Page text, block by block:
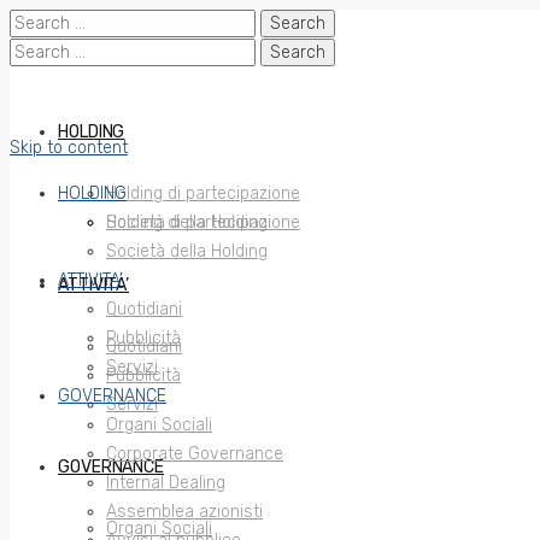
Search
for:
Search
HOLDING
Holding di partecipazione
Società della Holding
ATTIVITA’
Quotidiani
Pubblicità
Servizi
GOVERNANCE
Organi Sociali
Skip to content
HOLDING
Holding di partecipazione
Società della Holding
ATTIVITA’
Quotidiani
Pubblicità
Servizi
GOVERNANCE
Organi Sociali
Corporate Governance
Internal Dealing
Assemblea azionisti